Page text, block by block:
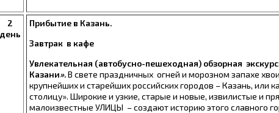
2
день
Прибытие в Казань.
Завтрак в кафе
Увлекательная (автобусно-пешеходная) обзорная
Казани».В свете праздничных огней и морозном запахе
крупнейших и старейших российских городов – Казань, или
столицу». Широкие и узкие, старые и новые, извилистые и
малоизвестные УЛИЦЫ – создают историю этого славного